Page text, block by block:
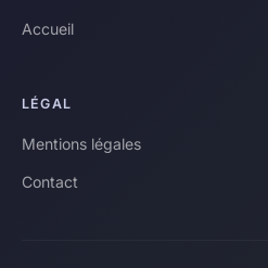
Accueil
LÉGAL
Mentions légales
Contact